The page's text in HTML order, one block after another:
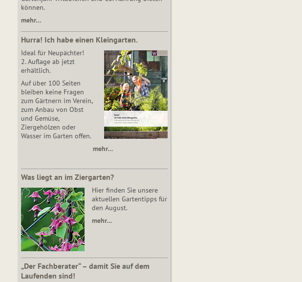
können.
mehr…
Hurra! Ich habe einen Kleingarten.
Ideal für Neupächter!
2. Auflage ab jetzt
erhältlich.
Auf über 100 Seiten
bleiben keine Fragen
zum Gärtnern im Verein,
zum Anbau von Obst
und Gemüse,
Ziergehölzen oder
Wasser im Garten offen.
mehr…
Was liegt an im Ziergarten?
Hier finden Sie unsere
aktuellen Gartentipps für
den August.
mehr…
„Der Fachberater“ – damit Sie auf dem
Laufenden sind!